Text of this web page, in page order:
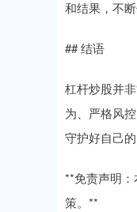
和结果，不
## 结语
杠杆炒股并
为、严格风
守护好自己的
**免责声明
策。**